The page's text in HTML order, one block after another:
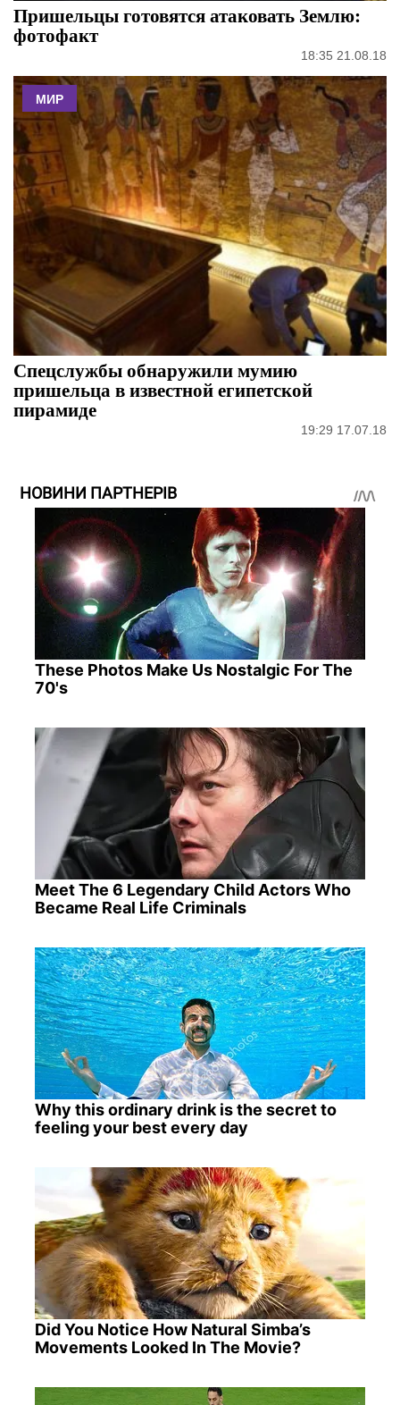
Пришельцы готовятся атаковать Землю:
фотофакт
18:35 21.08.18
МИР
Спецслужбы обнаружили мумию
пришельца в известной египетской
пирамиде
19:29 17.07.18
НОВИНИ ПАРТНЕРІВ
These Photos Make Us Nostalgic For The
70's
Meet The 6 Legendary Child Actors Who
Became Real Life Criminals
Why this ordinary drink is the secret to
feeling your best every day
Did You Notice How Natural Simba’s
Movements Looked In The Movie?